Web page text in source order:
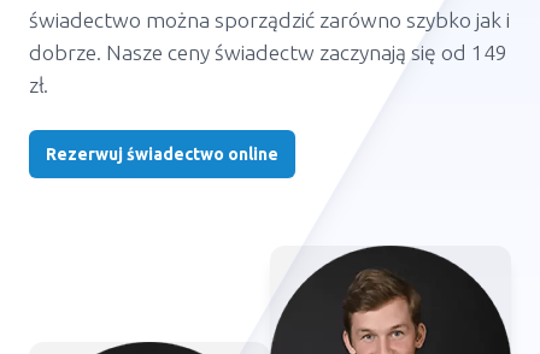
świadectwo można sporządzić zarówno szybko jak i
dobrze. Nasze ceny świadectw zaczynają się od 149
zł.
Rezerwuj świadectwo online